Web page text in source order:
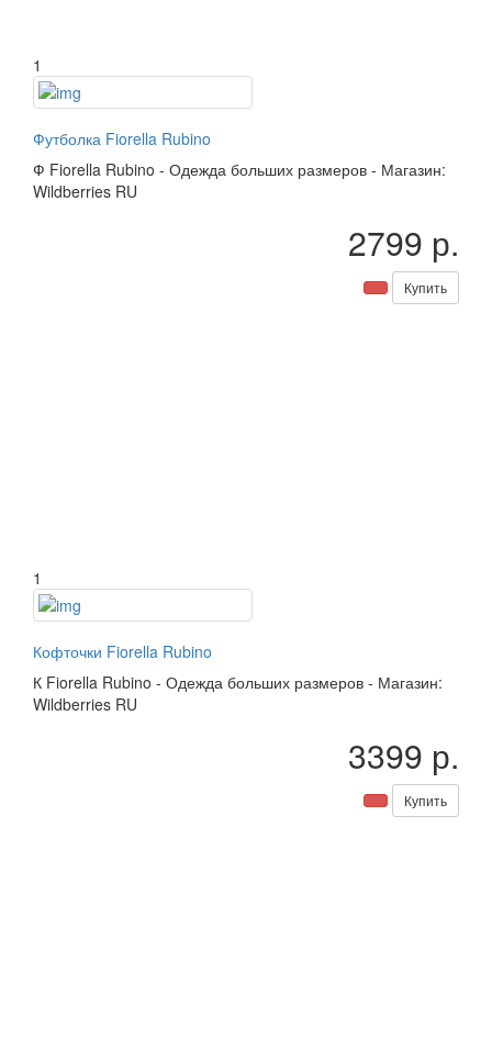
1
Футболка Fiorella Rubino
Ф Fiorella Rubino - Одежда больших размеров - Магазин:
Wildberries RU
2799 р.
Купить
1
Кофточки Fiorella Rubino
К Fiorella Rubino - Одежда больших размеров - Магазин:
Wildberries RU
3399 р.
Купить